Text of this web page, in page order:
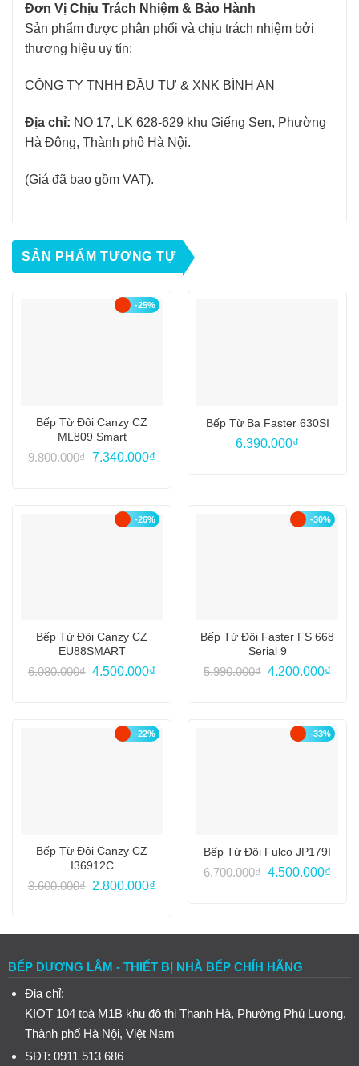
Đơn Vị Chịu Trách Nhiệm & Bảo Hành
Sản phẩm được phân phối và chịu trách nhiệm bởi
thương hiệu uy tín:
CÔNG TY TNHH ĐẦU TƯ & XNK BÌNH AN
Địa chỉ: NO 17, LK 628-629 khu Giếng Sen, Phường
Hà Đông, Thành phô Hà Nội.
(Giá đã bao gồm VAT).
SẢN PHẨM TƯƠNG TỰ
-25%
Bếp Từ Đôi Canzy CZ
ML809 Smart
9.800.000₫ Giá
7.340.000₫
Bếp Từ Ba Faster 630SI
6.390.000₫
-26%
Bếp Từ Đôi Canzy CZ
EU88SMART
6.080.000₫ Giá
4.500.000₫
-30%
Bếp Từ Đôi Faster FS 668
Serial 9
5.990.000₫ Giá
4.200.000₫
-22%
Bếp Từ Đôi Canzy CZ
I36912C
3.600.000₫ Giá
2.800.000₫
2.800.000₫.
-33%
Bếp Từ Đôi Fulco JP179I
6.700.000₫ Giá
4.500.000₫
BẾP DƯƠNG LÂM - THIẾT BỊ NHÀ BẾP CHÍH HÃNG
Địa chỉ:
KIOT 104 toà M1B khu đô thị Thanh Hà, Phường Phú Lương,
Thành phố Hà Nội, Việt Nam
SĐT: 0911 513 686